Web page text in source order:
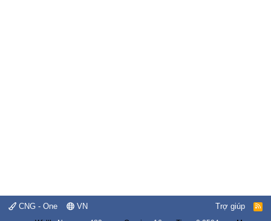
CNG - One VN Trợ giúp
R